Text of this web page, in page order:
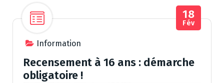
Information
18
Fév
Recensement à 16 ans : démarche
obligatoire !